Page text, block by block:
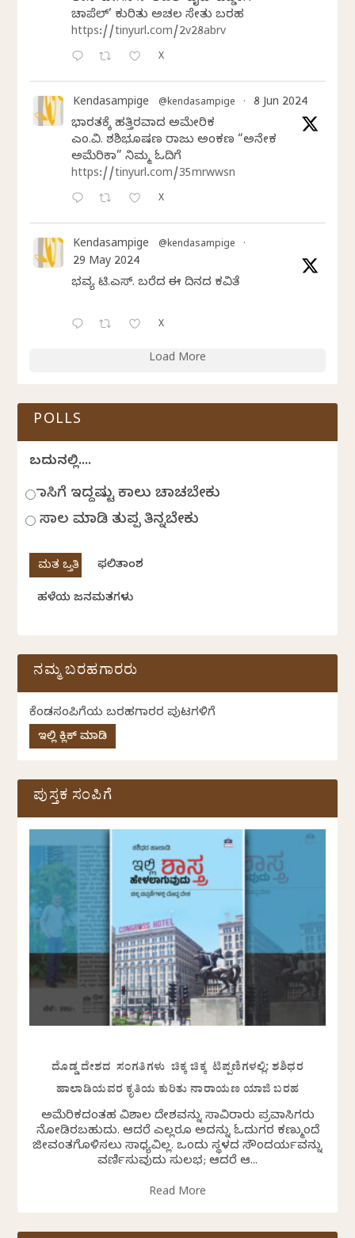
ಚಾಪೆಲ್’ ಕುರಿತು ಅಚಲ ಸೇತು ಬರಹ
https://tinyurl.com/2v28abrv
X
Kendasampige @kendasampige · 8 Jun 2024
ಭಾರತಕ್ಕೆ ಹತ್ತಿರವಾದ ಅಮೇರಿಕ
ಎಂ.ವಿ. ಶಶಿಭೂಷಣ ರಾಜು ಅಂಕಣ “ಅನೇಕ
ಅಮೆರಿಕಾ” ನಿಮ್ಮ ಓದಿಗೆ
https://tinyurl.com/35mrwwsn
X
Kendasampige @kendasampige ·
29 May 2024
ಭವ್ಯ ಟಿ.ಎಸ್. ಬರೆದ ಈ ದಿನದ ಕವಿತೆ
X
Load More
POLLS
ಬದುಕಿನಲ್ಲಿ....
ಹಾಸಿಗೆ ಇದ್ದಷ್ಟು ಕಾಲು ಚಾಚಬೇಕು
ಸಾಲ ಮಾಡಿ ತುಪ್ಪ ತಿನ್ನಬೇಕು
ಫಲಿತಾಂಶ
ಹಳೆಯ ಜನಮತಗಳು
ನಮ್ಮ ಬರಹಗಾರರು
ಕೆಂಡಸಂಪಿಗೆಯ ಬರಹಗಾರರ ಪುಟಗಳಿಗೆ
ಇಲ್ಲಿ ಕ್ಲಿಕ್ ಮಾಡಿ
ಪುಸ್ತಕ ಸಂಪಿಗೆ
ದೊಡ್ಡ ದೇಶದ ಸಂಗತಿಗಳು ಚಿಕ್ಕ ಚಿಕ್ಕ ಟಿಪ್ಪಣಿಗಳಲ್ಲಿ: ಶಶಿಧರ
ಹಾಲಾಡಿಯವರ ಕೃತಿಯ ಕುರಿತು ನಾರಾಯಣ ಯಾಜಿ ಬರಹ
ಅಮೆರಿಕದಂತಹ ವಿಶಾಲ ದೇಶವನ್ನು ಸಾವಿರಾರು ಪ್ರವಾಸಿಗರು
ನೋಡಿರಬಹುದು. ಆದರೆ ಎಲ್ಲರೂ ಅದನ್ನು ಓದುಗರ ಕಣ್ಮುಂದೆ
ಜೀವಂತಗೊಳಿಸಲು ಸಾಧ್ಯವಿಲ್ಲ. ಒಂದು ಸ್ಥಳದ ಸೌಂದರ್ಯವನ್ನು
ವರ್ಣಿಸುವುದು ಸುಲಭ; ಆದರೆ ಆ...
Read More